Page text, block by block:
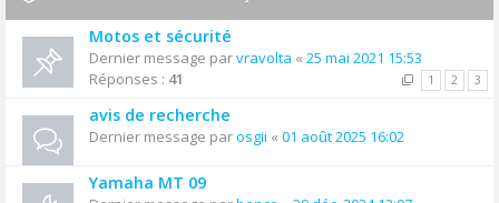
Motos et sécurité
Dernier message parvravolta « 25 mai 2021 15:53
Réponses : 41 1 2 3
avis de recherche
Dernier message parosgii « 01 août 2025 16:02
Yamaha MT 09